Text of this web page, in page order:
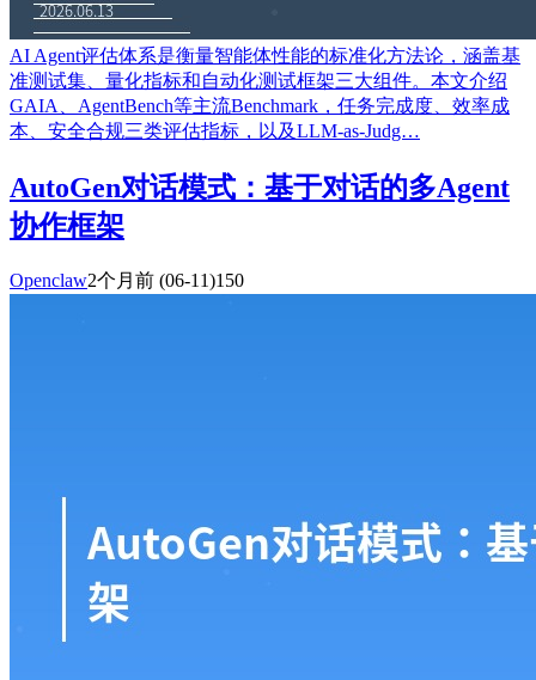
AI Agent评估体系是衡量智能体性能的标准化方法论，涵盖基
准测试集、量化指标和自动化测试框架三大组件。本文介绍
GAIA、AgentBench等主流Benchmark，任务完成度、效率成
本、安全合规三类评估指标，以及LLM-as-Judg…
AutoGen对话模式：基于对话的多Agent
协作框架
Openclaw2个月前 (06-11)150